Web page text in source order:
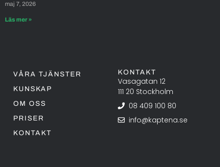
maj 7, 2026
Läs mer »
VÅRA TJÄNSTER
KUNSKAP
OM OSS
PRISER
KONTAKT
KONTAKT
Vasagatan 12
111 20 Stockholm
08 409 100 80
info@kaptena.se